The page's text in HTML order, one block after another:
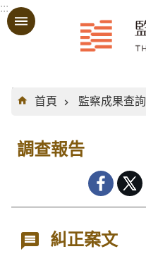
跳到主要內容區塊
:::
:::
首頁
監察成果查詢
調查報告
糾正案文